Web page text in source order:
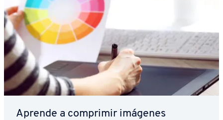
Aprende a comprimir imágenes